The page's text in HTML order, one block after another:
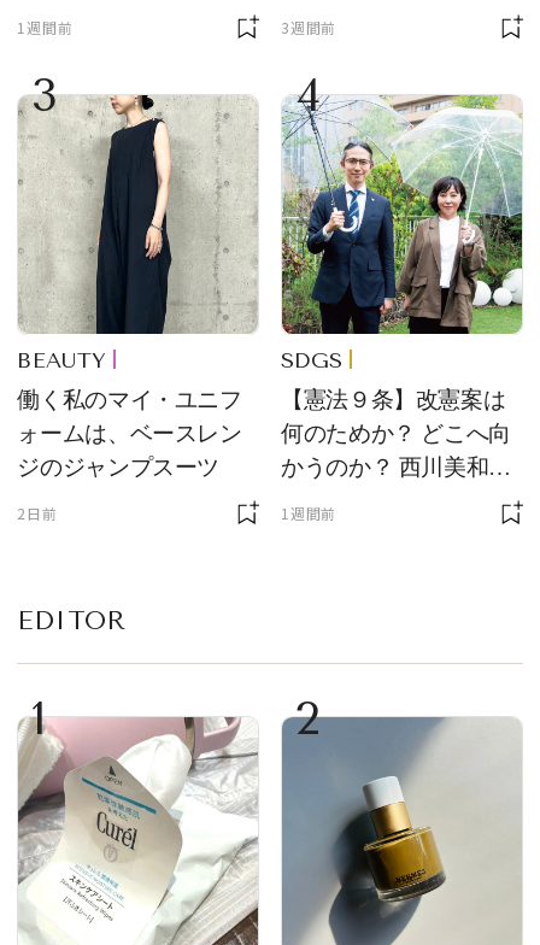
1週間前
ンド【フレデリック・
をレビュー。【それい
け！ 良品ハンター】
3週間前
3
BEAUTY
働く私のマイ・ユニフ
ォームは、ベースレン
ジのジャンプスーツ
2日前
4
SDGS
【憲法９条】改憲案は
何のためか？ どこへ向
かうのか？ 西川美和さ
んと木村草太さんが読
1週間前
EDITOR
1 2